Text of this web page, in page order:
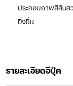
ประกอบภาพสีสันส
ยิ่งขึ้น
รายละเอียดอีบุ๊ค